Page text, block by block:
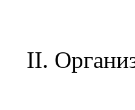
II.